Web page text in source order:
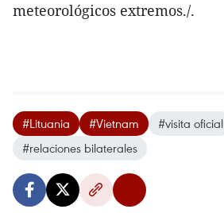
meteorológicos extremos./.
#Lituania #Vietnam
#visita oficial
#relaciones bilaterales